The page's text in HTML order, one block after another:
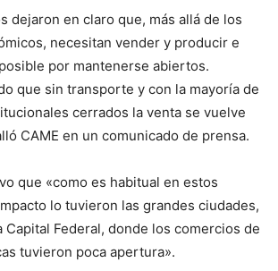
dejaron en claro que, más allá de los
necesitan vender y producir e
por mantenerse abiertos.
que sin transporte y con la mayoría de
cerrados la venta se vuelve
CAME en un comunicado de prensa.
que «como es habitual en estos
lo tuvieron las grandes ciudades,
Capital Federal, donde los comercios de
tuvieron poca apertura».